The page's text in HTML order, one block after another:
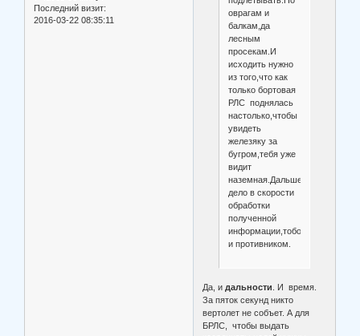
Последний визит:
2016-03-22 08:35:11
оврагам и
балкам,да
лесным
просекам.И
исходить нужно
из того,что как
только бортовая
РЛС поднялась
настолько,чтобы
увидеть
железяку за
бугром,тебя уже
видит
наземная.Дальше
дело в скорости
обработки
полученной
информации,тобой
и противником.
Да, идальности. И время.
За пяток секунд никто
вертолет не собъет. А для
БРЛС, чтобы выдать